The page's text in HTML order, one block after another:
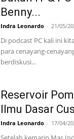
Benny...
Indra Leonardo - 21/05/
Di podcast PC kali ini
para cenayang-
berdiskusi...
Reservoir
Ilmu Dasar
Indra Leonardo - 17/04/